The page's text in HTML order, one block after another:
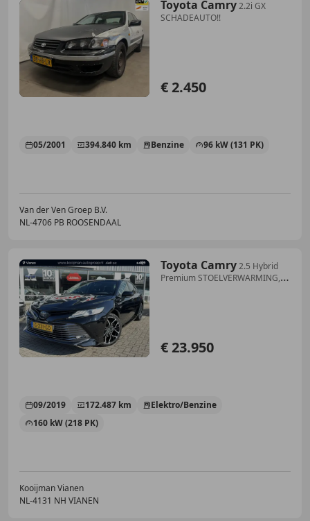
Toyota Camry2.2i GX
SCHADEAUTO!!
€ 2.450
05/2001 394.840 km Benzine 96 kW (131 PK)
Van der Ven Groep B.V.
NL-4706 PB ROOSENDAAL
Toyota Camry2.5 Hybrid
Premium STOELVERWARMING,
€ 23.950
09/2019 172.487 km
Elektro/Benzine
160 kW (218 PK)
Kooijman Vianen
NL-4131 NH VIANEN